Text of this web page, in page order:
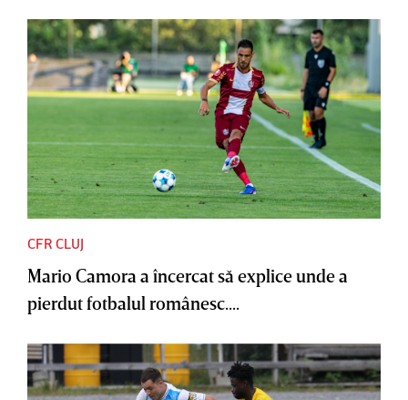
CFR CLUJ
Mario Camora a încercat să explice unde a
pierdut fotbalul românesc....